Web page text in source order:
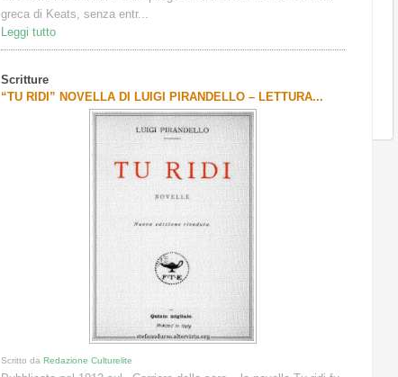
greca di Keats, senza entr...
Leggi tutto
Scritture
“TU RIDI” NOVELLA DI LUIGI PIRANDELLO – LETTURA...
Scritto daRedazione Culturelite